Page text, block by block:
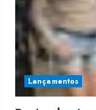
Lançamentos